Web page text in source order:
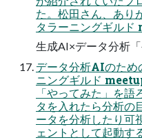
た。松田さん、あり
タラーニングギル
生成AI×データ分析
データ分析AIのため
ニングギルド
「やってみた」を
タを入れたら分析の
ータを分析したり可
ェントとして起動